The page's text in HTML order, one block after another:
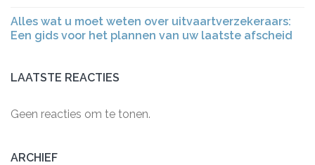
Alles wat u moet weten over uitvaartverzekeraars:
Een gids voor het plannen van uw laatste afscheid
LAATSTE REACTIES
Geen reacties om te tonen.
ARCHIEF